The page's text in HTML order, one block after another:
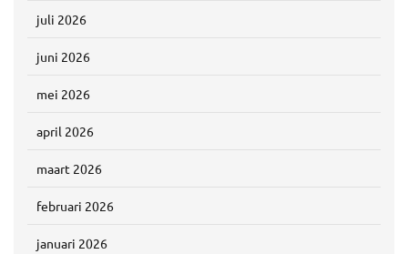
juli 2026
juni 2026
mei 2026
april 2026
maart 2026
februari 2026
januari 2026